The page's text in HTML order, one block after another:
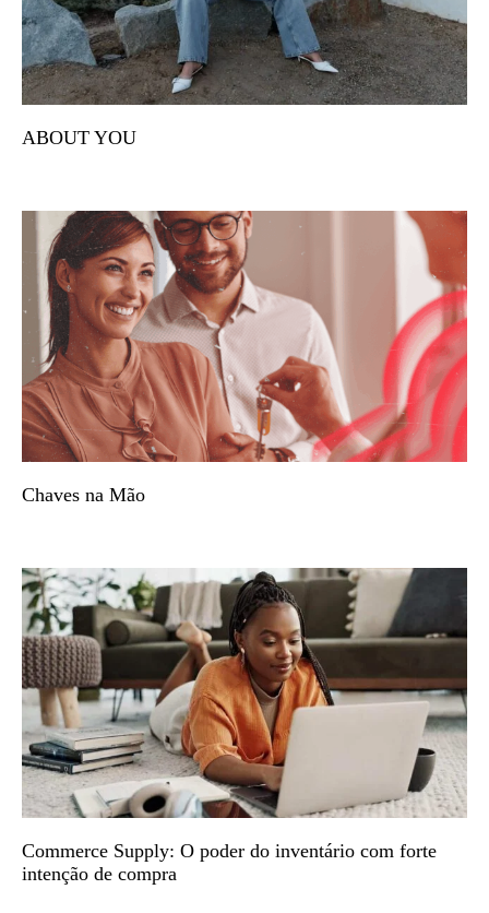
ABOUT YOU
Chaves na Mão
Commerce Supply: O poder do inventário com forte
intenção de compra